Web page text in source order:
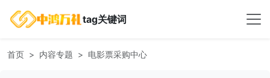
tag关键词
首页 内容专题 电影票采购中心